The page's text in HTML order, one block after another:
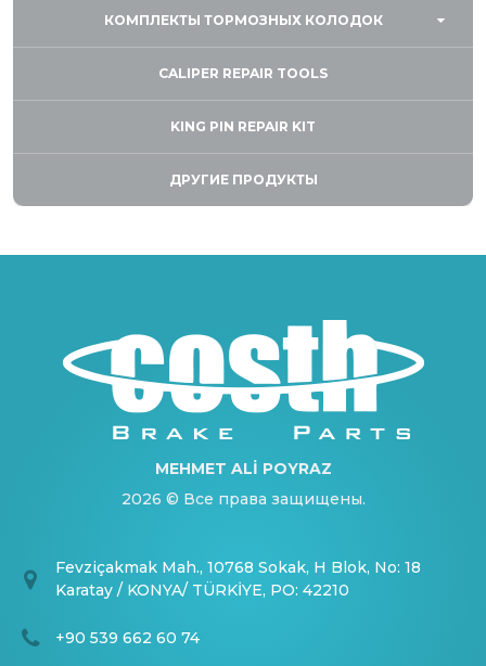
КОМПЛЕКТЫ ТОРМОЗНЫХ КОЛОДОК
CALIPER REPAIR TOOLS
KING PIN REPAIR KIT
ДРУГИЕ ПРОДУКТЫ
MEHMET ALİ POYRAZ
2026 © Все права защищены.
Fevziçakmak Mah., 10768 Sokak, H Blok, No: 18
Karatay / KONYA/ TÜRKİYE, PO: 42210
+90 539 662 60 74